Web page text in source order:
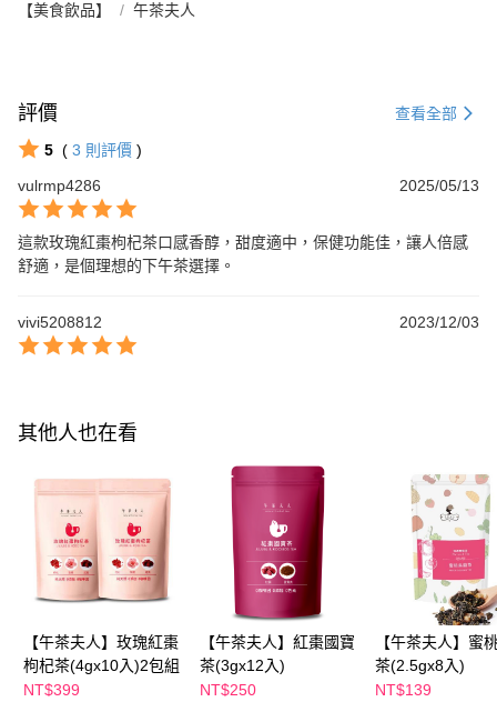
【美食飲品】 午茶夫人
評價 查看全部
5 ( 3 則評價 )
vulrmp4286
2025/05/13
這款玫瑰紅棗枸杞茶口感香醇，甜度適中，保健功能佳，讓人倍感
舒適，是個理想的下午茶選擇。
vivi5208812 2023/12/03
其他人也在看
【午茶夫人】玫瑰紅棗
枸杞茶(4gx10入)2包組
NT$399
【午茶夫人】紅棗國寶
茶(3gx12入)
NT$250
【午茶夫人】蜜
茶(2.5gx8入)
NT$139